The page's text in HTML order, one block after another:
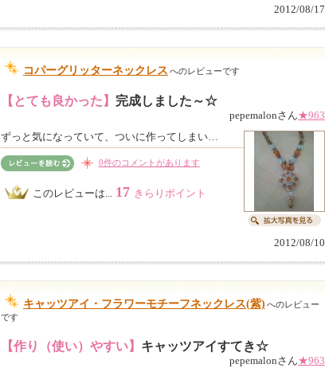
2012/08/17
コパーグリッターネックレス へのレビューです
【とても良かった】 完成しました～☆
pepemalonさん★963
ずっと気になっていて、ついに作ってしまい…
0件のコメントがあります
このレビューは... 17 きらりポイント
2012/08/10
キャッツアイ・フラワーモチーフネックレス(紫) へのレビュー
です
【作り（使い）やすい】 キャッツアイすてき☆
pepemalonさん★963